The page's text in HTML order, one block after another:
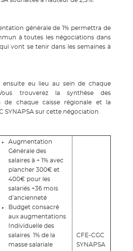
générale de 1% permettra de
à toutes les négociations dans
vont se tenir dans les semaines à
ensuite eu lieu au sein de chaque
trouverez la synthèse des
de chaque caisse régionale et la
SYNAPSA sur cette négociation.
Augmentation
Générale des
salaires à + 1% avec
plancher 300€ et
400€ pour les
salariés +36 mois
d’ancienneté
Budget consacré
aux augmentations
Individuelle des
salaires 1% de la
masse salariale
CFE-CGC
SYNAPSA